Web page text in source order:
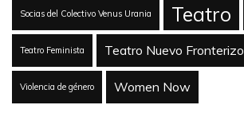
Socias del Colectivo Venus Urania Teatro
Teatro Feminista Teatro Nuevo Fronterizo
Violencia de género Women Now